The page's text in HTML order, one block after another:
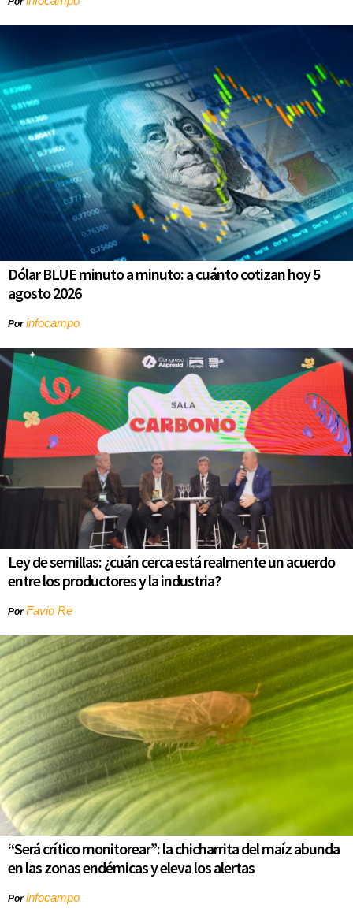
Dólar BLUE minuto a minuto: a cuánto cotizan hoy 5
agosto 2026
Porinfocampo
Ley de semillas: ¿cuán cerca está realmente un acuerdo
entre los productores y la industria?
PorFavio Re
“Será crítico monitorear”: la chicharrita del maíz abunda
en las zonas endémicas y eleva los alertas
Porinfocampo